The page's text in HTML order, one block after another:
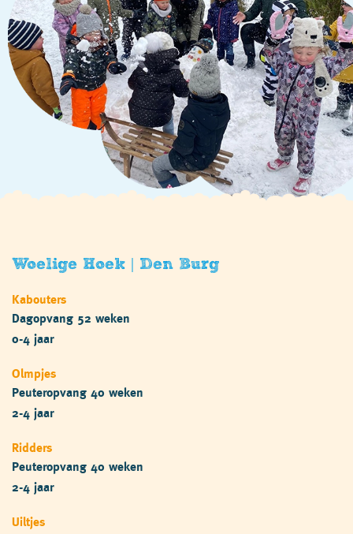
Woelige Hoek | Den Burg
Kabouters
Dagopvang 52 weken
0-4 jaar
Olmpjes
Peuteropvang 40 weken
2-4 jaar
Ridders
Peuteropvang 40 weken
2-4 jaar
Uiltjes